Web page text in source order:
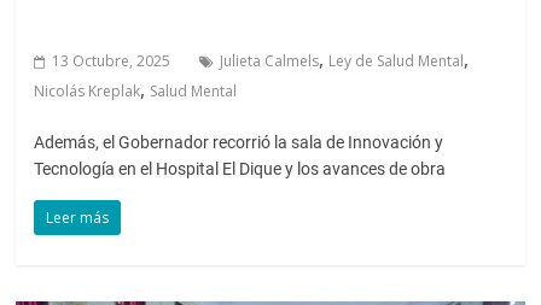
13 Octubre, 2025 Julieta Calmels, Ley de Salud Mental,
Nicolás Kreplak, Salud Mental
Además, el Gobernador recorrió la sala de Innovación y
Tecnología en el Hospital El Dique y los avances de obra
Leer más